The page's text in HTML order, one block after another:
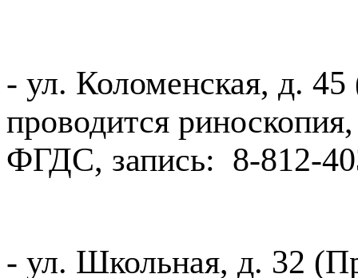
- ул. Коломенская, д.
проводится
ФГДС, запись: 8-812-
- ул. Школьная, д. 32